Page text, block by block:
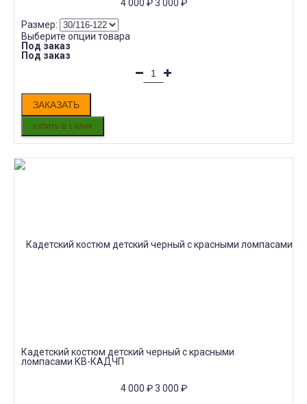
4 000 ₽ 3 000 ₽
Размер:
Выберите опции товара
Под заказ
Под заказ
ЗАКАЗАТЬ
Кадетский костюм детский черный с красными
ломпасами КВ-КАДЧП
4 000 ₽ 3 000 ₽